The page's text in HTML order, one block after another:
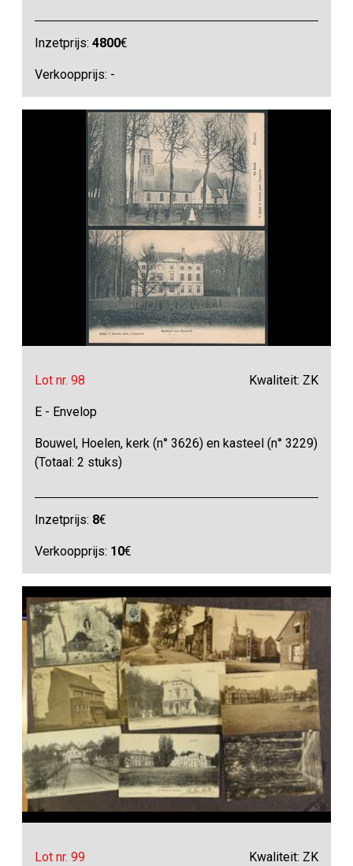
Inzetprijs:4800€
Verkoopprijs: -
Lot nr. 98 Kwaliteit: ZK
E - Envelop
Bouwel, Hoelen, kerk (n° 3626) en kasteel (n° 3229)
(Totaal: 2 stuks)
Inzetprijs: 8€
Verkoopprijs: 10€
Lot nr. 99 Kwaliteit: ZK